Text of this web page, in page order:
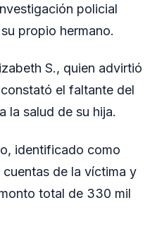
policial
propio hermano.
S., quien advirtió
el faltante del
la salud de su hija.
identificado como
de la víctima y
total de 330 mil